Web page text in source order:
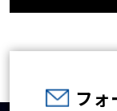
フォ